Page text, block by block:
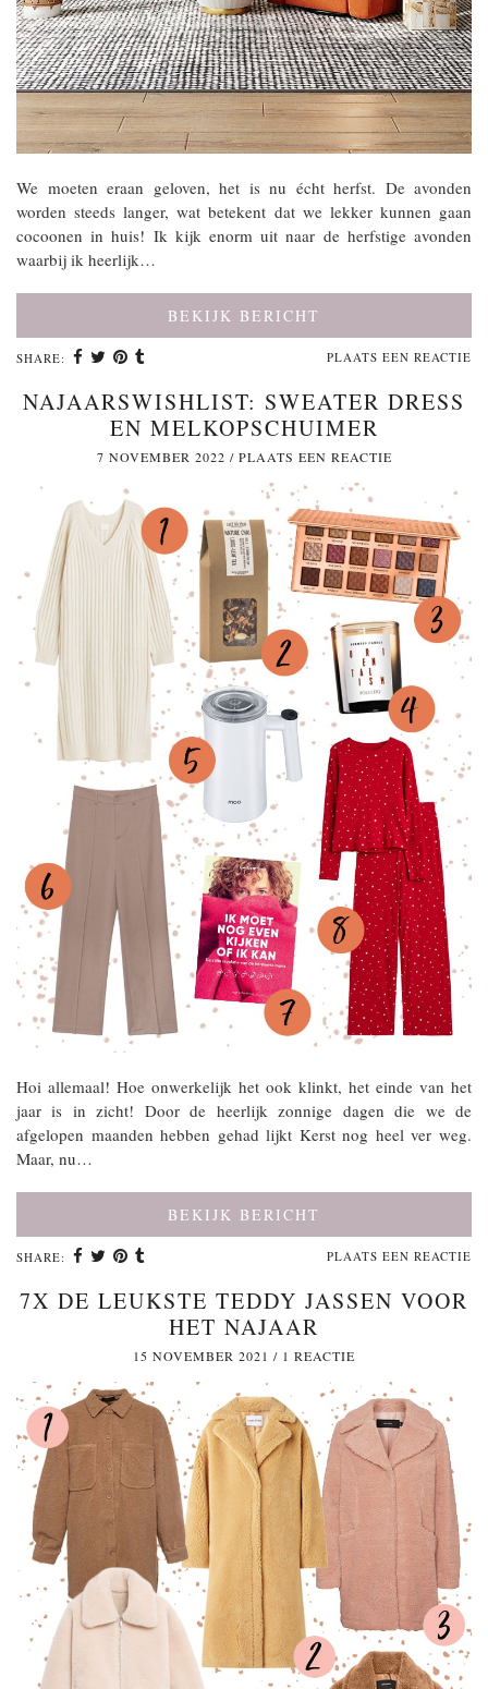
We moeten eraan geloven, het is nu écht herfst. De avonden
worden steeds langer, wat betekent dat we lekker kunnen gaan
cocoonen in huis! Ik kijk enorm uit naar de herfstige avonden
waarbij ik heerlijk…
BEKIJK BERICHT
SHARE: PLAATS EEN REACTIE
NAJAARSWISHLIST: SWEATER DRESS
EN MELKOPSCHUIMER
7 NOVEMBER 2022 / PLAATS EEN REACTIE
Hoi allemaal! Hoe onwerkelijk het ook klinkt, het einde van het
jaar is in zicht! Door de heerlijk zonnige dagen die we de
afgelopen maanden hebben gehad lijkt Kerst nog heel ver weg.
Maar, nu…
BEKIJK BERICHT
SHARE: PLAATS EEN REACTIE
7X DE LEUKSTE TEDDY JASSEN VOOR
HET NAJAAR
15 NOVEMBER 2021 / 1 REACTIE